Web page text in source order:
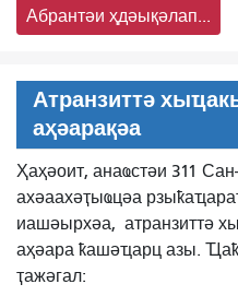
Абрантәи ҳдәықәлап...
Атранзиттә
аҳәарақәа
Ҳаҳәоит, анаҩстәи 311
ахәаахәҭыҩцәа
иашәырхәа, атранзиттә
аҳәара ҟашәҵарц азы.
ҭажәгал: